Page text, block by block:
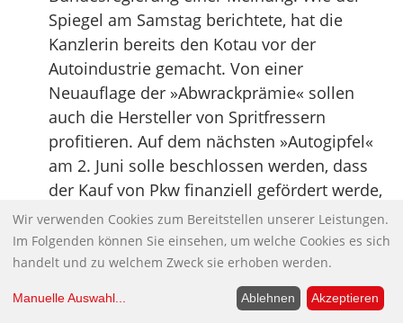
Spiegel am Samstag berichtete, hat die
Kanzlerin bereits den Kotau vor der
Autoindustrie gemacht. Von einer
Neuauflage der »Abwrackprämie« sollen
auch die Hersteller von Spritfressern
profitieren. Auf dem nächsten »Autogipfel«
am 2. Juni solle beschlossen werden, dass
der Kauf von Pkw finanziell gefördert werde,
auch wenn sie bis zu 140 Gramm
Kohlendioxid pro Kilometer ausstoßen…
Quelle: junge Welt
EU-Agrarfonds – Top-Empfänger von
Wir verwenden Cookies zum Bereitstellen unserer Leistungen.
Im Folgenden können Sie einsehen, um welche Cookies es sich
handelt und zu welchem Zweck sie erhoben werden.
Manuelle Auswahl... Ablehnen Akzeptieren